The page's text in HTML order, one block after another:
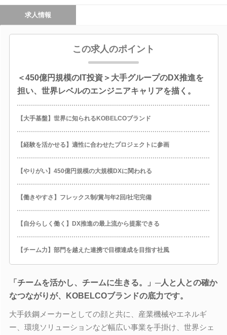
求人情報
この求人のポイント
＜450億円規模のIT投資＞大手グループのDX推進を
担い、世界レベルのエンジニアキャリアを描く。
【大手基盤】世界に知られるKOBELCOブランド
【経験を活かせる】適性に合わせたプロジェクトに参画
【やりがい】450億円規模の大規模DXに関われる
【働きやすさ】フレックス制/賞与年2回/社宅完備
【自分らしく働く】DX推進の最上流から提案できる
【チーム力】部門を越えた連携で目標達成を目指す社風
「チームを活かし、チームに生きる。」─人と人との確か
なつながりが、KOBELCOブランドの底力です。
大手鉄鋼メーカーとしての顔と共に、産業機械やエネルギ
ー、環境ソリューションなど幅広い事業を手掛け、世界シェ